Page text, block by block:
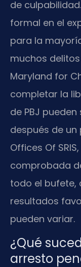
de
formal en el
para la
muchos
Maryland for
completar la
de PBJ
después de un
Offices Of
comprobada
todo el bufete,
resultados
pueden variar.
¿Qué
arresto